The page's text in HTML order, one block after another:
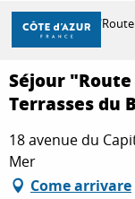
Aller
contenu
principal
PER FARE
Casa Séjour
Séjour
Terrasses du
18 avenue du
Mer
Come arrivare